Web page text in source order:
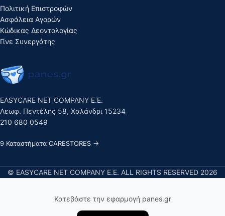
Πολιτική Επιστροφών
Ασφάλεια Αγορών
Κώδικας Δεοντολογίας
Γίνε Συνεργάτης
EASYCARE NET COMPANY E.E.
Λεωφ. Πεντέλης 58, Χαλάνδρι 15234
210 680 0549
9 Καταστήματα CARESTORES →
© EASYCARE NET COMPANY E.E. ALL RIGHTS RESERVED 2026
Κατεβάστε την εφαρμογή panes.gr